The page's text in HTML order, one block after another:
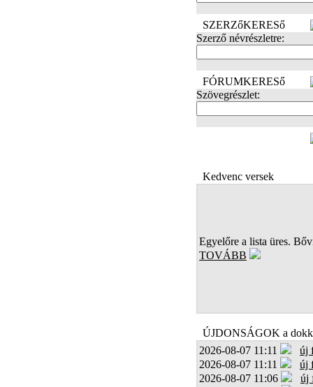
SZERZőKERESő
Szerző névrészletre:
FÓRUMKERESő
Szövegrészlet:
Kedvenc versek
Egyelőre a lista üres.
TOVÁBB
ÚJDONSÁGOK a
2026-08-07 11:11
új
2026-08-07 11:11
új
2026-08-07 11:06
új